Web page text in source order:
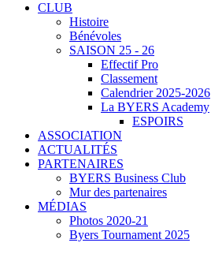
CLUB
Histoire
Bénévoles
SAISON 25 - 26
Effectif Pro
Classement
Calendrier 2025-2026
La BYERS Academy
ESPOIRS
ASSOCIATION
ACTUALITÉS
PARTENAIRES
BYERS Business Club
Mur des partenaires
MÉDIAS
Photos 2020-21
Byers Tournament 2025